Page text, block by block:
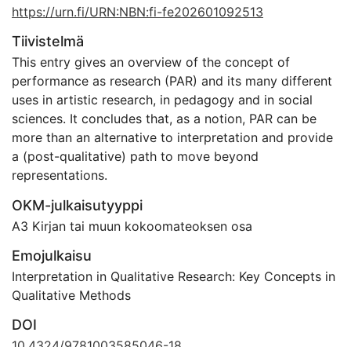
https://urn.fi/URN:NBN:fi-fe202601092513
Tiivistelmä
This entry gives an overview of the concept of
performance as research (PAR) and its many different
uses in artistic research, in pedagogy and in social
sciences. It concludes that, as a notion, PAR can be
more than an alternative to interpretation and provide
a (post-qualitative) path to move beyond
representations.
OKM-julkaisutyyppi
A3 Kirjan tai muun kokoomateoksen osa
Emojulkaisu
Interpretation in Qualitative Research: Key Concepts in
Qualitative Methods
DOI